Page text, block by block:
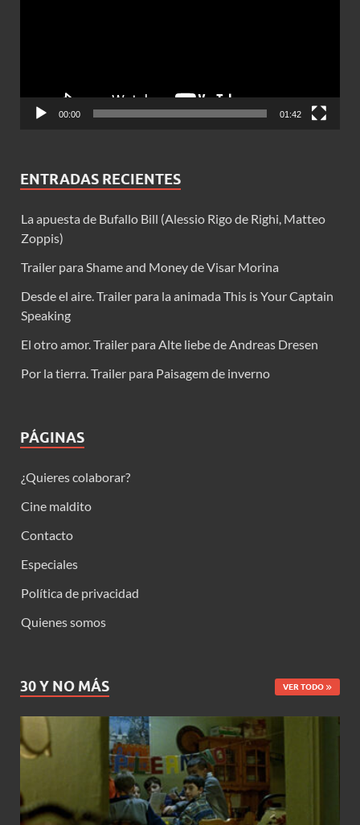
00:00 01:42
ENTRADAS RECIENTES
La apuesta de Bufallo Bill (Alessio Rigo de Righi, Matteo
Zoppis)
Trailer para Shame and Money de Visar Morina
Desde el aire. Trailer para la animada This is Your Captain
Speaking
El otro amor. Trailer para Alte liebe de Andreas Dresen
Por la tierra. Trailer para Paisagem de inverno
PÁGINAS
¿Quieres colaborar?
Cine maldito
Contacto
Especiales
Política de privacidad
Quienes somos
30 Y NO MÁS VER TODO